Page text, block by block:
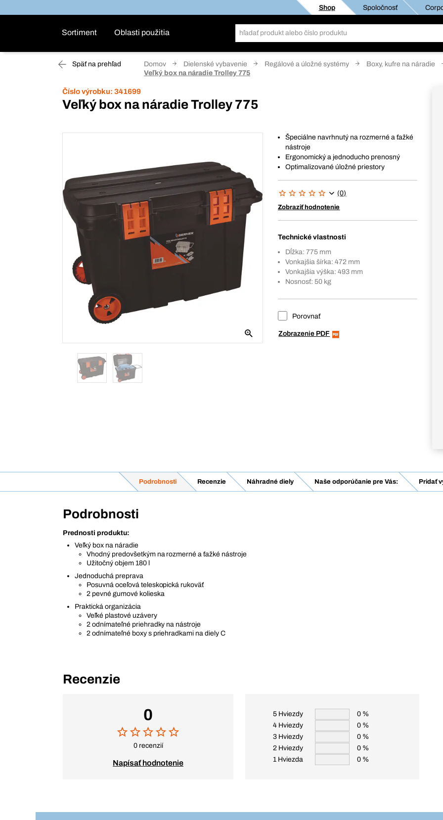
Shop Spoločnosť
Sortiment Oblasti použitia
Späť na prehľad Domov Dielenské vybavenie Regálové a úložné systémy Boxy, kufre na náradie
Veľký box na náradie Trolley 775
Číslo výrobku: 341699
Veľký box na náradie Trolley 775
Špeciálne navrhnutý na rozmerné a ťažké
nástroje
Ergonomický a jednoducho prenosný
Optimalizované úložné priestory
(0)
Zobraziť hodnotenie
Technické vlastnosti
Dĺžka: 775 mm
Vonkajšia šírka: 472 mm
Vonkajšia výška: 493 mm
Nosnosť: 50 kg
Porovnať
Zobrazenie PDF
Podrobnosti Recenzie Náhradné diely Naše odporúčanie pre Vás: Pridať
Podrobnosti
Prednosti produktu:
Veľký box na náradie
Vhodný predovšetkým na rozmerné a ťažké nástroje
Užitočný objem 180 l
Jednoduchá preprava
Posuvná oceľová teleskopická rukoväť
2 pevné gumové kolieska
Praktická organizácia
Veľké plastové uzávery
2 odnímateľné priehradky na nástroje
2 odnímateľné boxy s priehradkami na diely C
Recenzie
0
0 recenzií
Napísať hodnotenie
5 Hviezdy
0 %
4 Hviezdy
0 %
3 Hviezdy
0 %
2 Hviezdy
0 %
1 Hviezda
0 %